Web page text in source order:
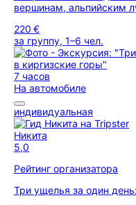
вершинам, альпийским
220 €
за группу, 1–6 чел.
7 часов
На автомобиле
индивидуальная
Никита
5,0
Рейтинг организатора
Три ущелья за один